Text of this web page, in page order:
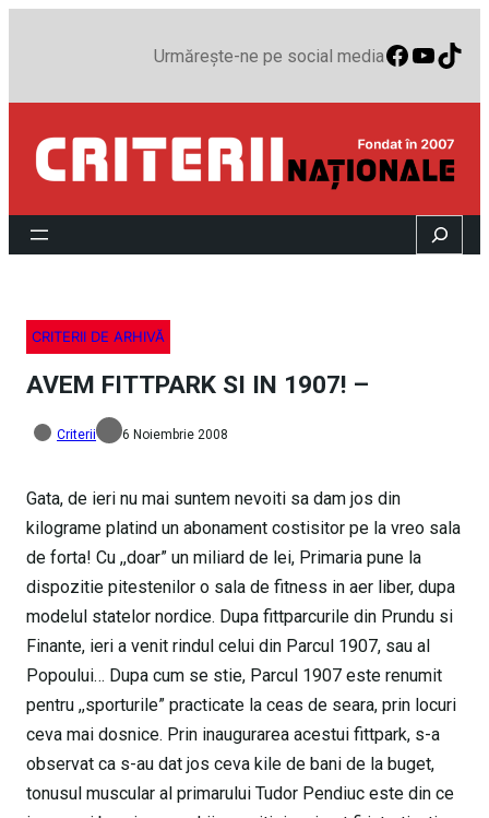
Urmărește-ne pe social media
Search
CRITERII DE ARHIVĂ
AVEM FITTPARK SI IN 1907! –
Criterii 6 Noiembrie 2008
Gata, de ieri nu mai suntem nevoiti sa dam jos din
kilograme platind un abonament costisitor pe la vreo sala
de forta! Cu ,,doar” un miliard de lei, Primaria pune la
dispozitie pitestenilor o sala de fitness in aer liber, dupa
modelul statelor nordice. Dupa fittparcurile din Prundu si
Finante, ieri a venit rindul celui din Parcul 1907, sau al
Popoului… Dupa cum se stie, Parcul 1907 este renumit
pentru ,,sporturile” practicate la ceas de seara, prin locuri
ceva mai dosnice. Prin inaugurarea acestui fittpark, s-a
observat ca s-au dat jos ceva kile de bani de la buget,
tonusul muscular al primarului Tudor Pendiuc este din ce